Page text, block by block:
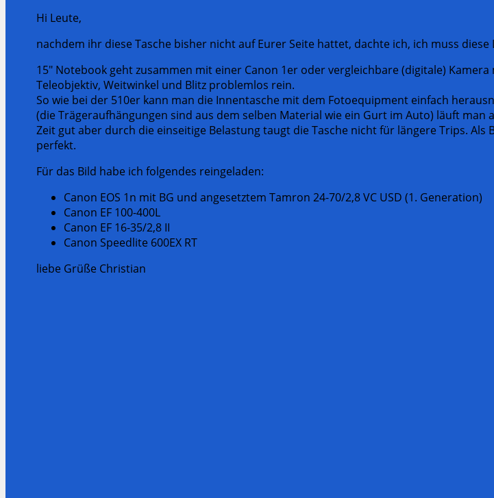
Hi Leute,
nachdem ihr diese Tasche bisher nicht auf Eurer Seite hattet, dachte ich, ich muss
15″ Notebook geht zusammen mit einer Canon 1er oder vergleichbare (digitale)
Teleobjektiv, Weitwinkel und Blitz problemlos rein.
So wie bei der 510er kann man die Innentasche mit dem Fotoequipment einfach
(die Trägeraufhängungen sind aus dem selben Material wie ein Gurt im Auto) läuft man
Zeit gut aber durch die einseitige Belastung taugt die Tasche nicht für längere Trips.
perfekt.
Für das Bild habe ich folgendes reingeladen:
Canon EOS 1n mit BG und angesetztem Tamron 24-70/2,8 VC USD (1. Generation)
Canon EF 100-400L
Canon EF 16-35/2,8 II
Canon Speedlite 600EX RT
liebe Grüße Christian